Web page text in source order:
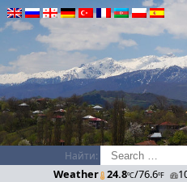
Найти:
Weather 24.8ºC/76.6ºF